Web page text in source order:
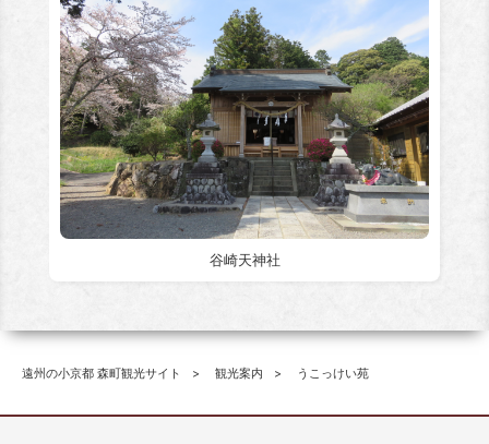
谷崎天神社
遠州の小京都 森町観光サイト 観光案内 うこっけい苑